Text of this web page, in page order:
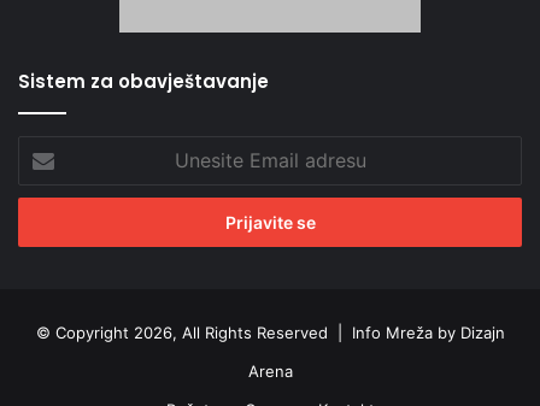
Sistem za obavještavanje
Email
adresu
© Copyright 2026, All Rights Reserved | Info Mreža by Dizajn
Arena